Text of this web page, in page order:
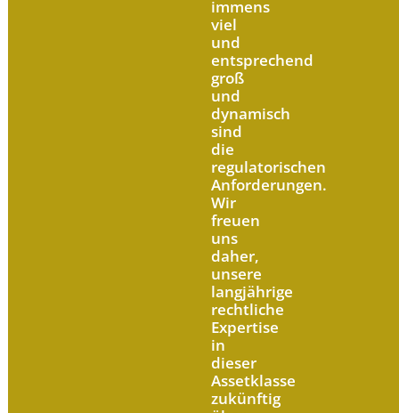
immens
viel
und
entsprechend
groß
und
dynamisch
sind
die
regulatorischen
Anforderungen.
Wir
freuen
uns
daher,
unsere
langjährige
rechtliche
Expertise
in
dieser
Assetklasse
zukünftig